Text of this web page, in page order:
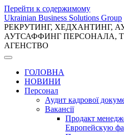
Перейти к содержимому
Ukrainian Business Solutions Group
РЕКРУТИНГ, ХЕДХАНТИНГ,
АУТСАФФИНГ ПЕРСОНАЛА,
АГЕНСТВО
ГОЛОВНА
НОВИНИ
Персонал
Аудит кадрової
Вакансії
Продакт
Европейскую